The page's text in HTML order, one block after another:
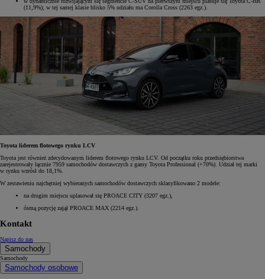
(11,9%); w tej samej klasie blisko 5% udziału ma Corolla Cross (2263 egz.).
Toyota liderem flotowego rynku LCV
Toyota jest również zdecydowanym liderem flotowego rynku LCV. Od początku roku przedsiębiorstwa
zarejestrowały łącznie 7959 samochodów dostawczych z gamy Toyota Professional (+70%). Udział tej marki
w rynku wzrósł do 18,1%.
W zestawieniu najchętniej wybieranych samochodów dostawczych sklasyfikowano 2 modele:
na drugim miejscu uplasował się PROACE CITY (3207 egz.),
ósmą pozycję zajął PROACE MAX (2214 egz.).
Kontakt
Napisz do nas
Samochody
Samochody
Samochody osobowe